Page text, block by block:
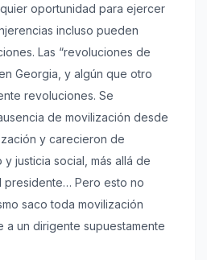
oportunidad para ejercer
incluso pueden
Las “revoluciones de
Georgia, y algún que otro
revoluciones. Se
de movilización desde
y carecieron de
justicia social, más allá de
presidente… Pero esto no
saco toda movilización
a un dirigente supuestamente